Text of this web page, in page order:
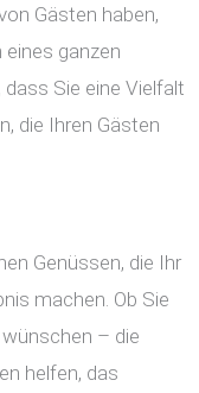
Gästen haben,
ganzen
Sie eine Vielfalt
die Ihren Gästen
Genüssen, die Ihr
machen. Ob Sie
– die
helfen, das